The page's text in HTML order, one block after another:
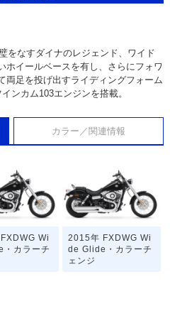
をなすダイナのレジェンド、ワイド
ホイールベースを有し、さらにフォワ
両足を投げ出すライディングフォーム
ンカム103エンジンを搭載。
カラー／関連情報
Wi
カラーチ
2015年 FXDWG Wi
de Glide・カラーチ
ェンジ